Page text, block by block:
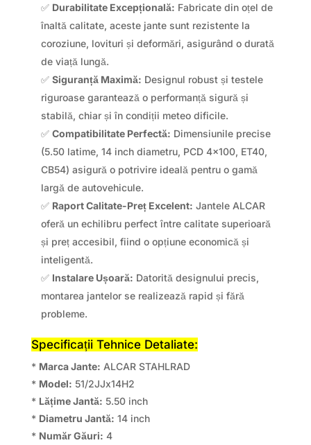
✅ Durabilitate Excepțională: Fabricate din oțel de
înaltă calitate, aceste jante sunt rezistente la
coroziune, lovituri și deformări, asigurând o durată
de viață lungă.
✅ Siguranță Maximă: Designul robust și testele
riguroase garantează o performanță sigură și
stabilă, chiar și în condiții meteo dificile.
✅ Compatibilitate Perfectă: Dimensiunile precise
(5.50 latime, 14 inch diametru, PCD 4×100, ET40,
CB54) asigură o potrivire ideală pentru o gamă
largă de autovehicule.
✅ Raport Calitate-Preț Excelent: Jantele ALCAR
oferă un echilibru perfect între calitate superioară
și preț accesibil, fiind o opțiune economică și
inteligentă.
✅ Instalare Ușoară: Datorită designului precis,
montarea jantelor se realizează rapid și fără
probleme.
Specificații Tehnice Detaliate:
* Marca Jante: ALCAR STAHLRAD
* Model: 51/2JJx14H2
* Lățime Jantă: 5.50 inch
* Diametru Jantă: 14 inch
* Număr Găuri: 4